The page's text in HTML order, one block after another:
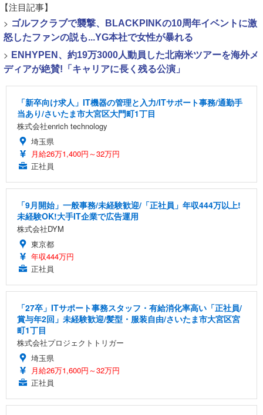
【注目記事】
> ゴルフクラブで襲撃、BLACKPINKの10周年イベントに激
怒したファンの説も...YG本社で女性が暴れる
> ENHYPEN、約19万3000人動員した北南米ツアーを海外メ
ディアが絶賛!「キャリアに長く残る公演」
「新卒向け求人」IT機器の管理と入力/ITサポート事務/通勤手
当あり/さいたま市大宮区大門町1丁目
株式会社enrich technology
埼玉県
月給26万1,400円～32万円
正社員
「9月開始」一般事務/未経験歓迎/「正社員」年収444万以上!
未経験OK!大手IT企業で広告運用
株式会社DYM
東京都
年収444万円
正社員
「27卒」ITサポート事務スタッフ・有給消化率高い「正社員/
賞与年2回」未経験歓迎/髪型・服装自由/さいたま市大宮区宮
町1丁目
株式会社プロジェクトトリガー
埼玉県
月給26万1,600円～32万円
正社員